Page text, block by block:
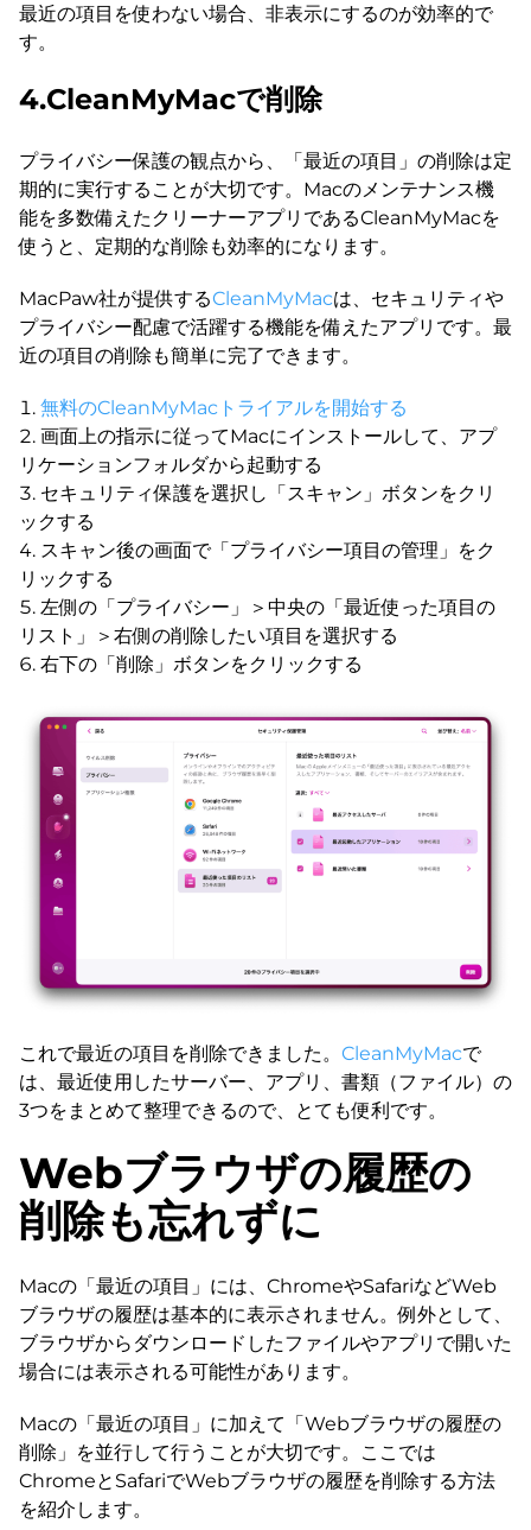
最近の項目を使わない場合、非表示にするのが効率的で
す。
4.CleanMyMacで削除
プライバシー保護の観点から、「最近の項目」の削除は定
期的に実行することが大切です。Macのメンテナンス機
能を多数備えたクリーナーアプリであるCleanMyMacを
使うと、定期的な削除も効率的になります。
MacPaw社が提供するCleanMyMacは、セキュリティや
プライバシー配慮で活躍する機能を備えたアプリです。最
近の項目の削除も簡単に完了できます。
無料のCleanMyMacトライアルを開始する
画面上の指示に従ってMacにインストールして、アプ
リケーションフォルダから起動する
セキュリティ保護を選択し「スキャン」ボタンをクリ
ックする
スキャン後の画面で「プライバシー項目の管理」をク
リックする
左側の「プライバシー」＞中央の「最近使った項目の
リスト」＞右側の削除したい項目を選択する
右下の「削除」ボタンをクリックする
これで最近の項目を削除できました。 CleanMyMacで
は、最近使用したサーバー、アプリ、書類（ファイル）の
3つをまとめて整理できるので、とても便利です。
Webブラウザの履歴の
削除も忘れずに
Macの「最近の項目」には、ChromeやSafariなどWeb
ブラウザの履歴は基本的に表示されません。例外として、
ブラウザからダウンロードしたファイルやアプリで開いた
場合には表示される可能性があります。
Macの「最近の項目」に加えて「Webブラウザの履歴の
削除」を並行して行うことが大切です。ここでは
ChromeとSafariでWebブラウザの履歴を削除する方法
を紹介します。